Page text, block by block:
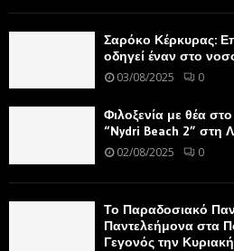
Σαρόκο Κέρκυρας:
οδηγεί έναν στο
03/08/2025 0
Φιλοξενία με θέα
“Nydri Beach 2” στη
02/08/2025 0
Το Παραδοσιακό
Παντελεήμονα στα
Γεγονός την